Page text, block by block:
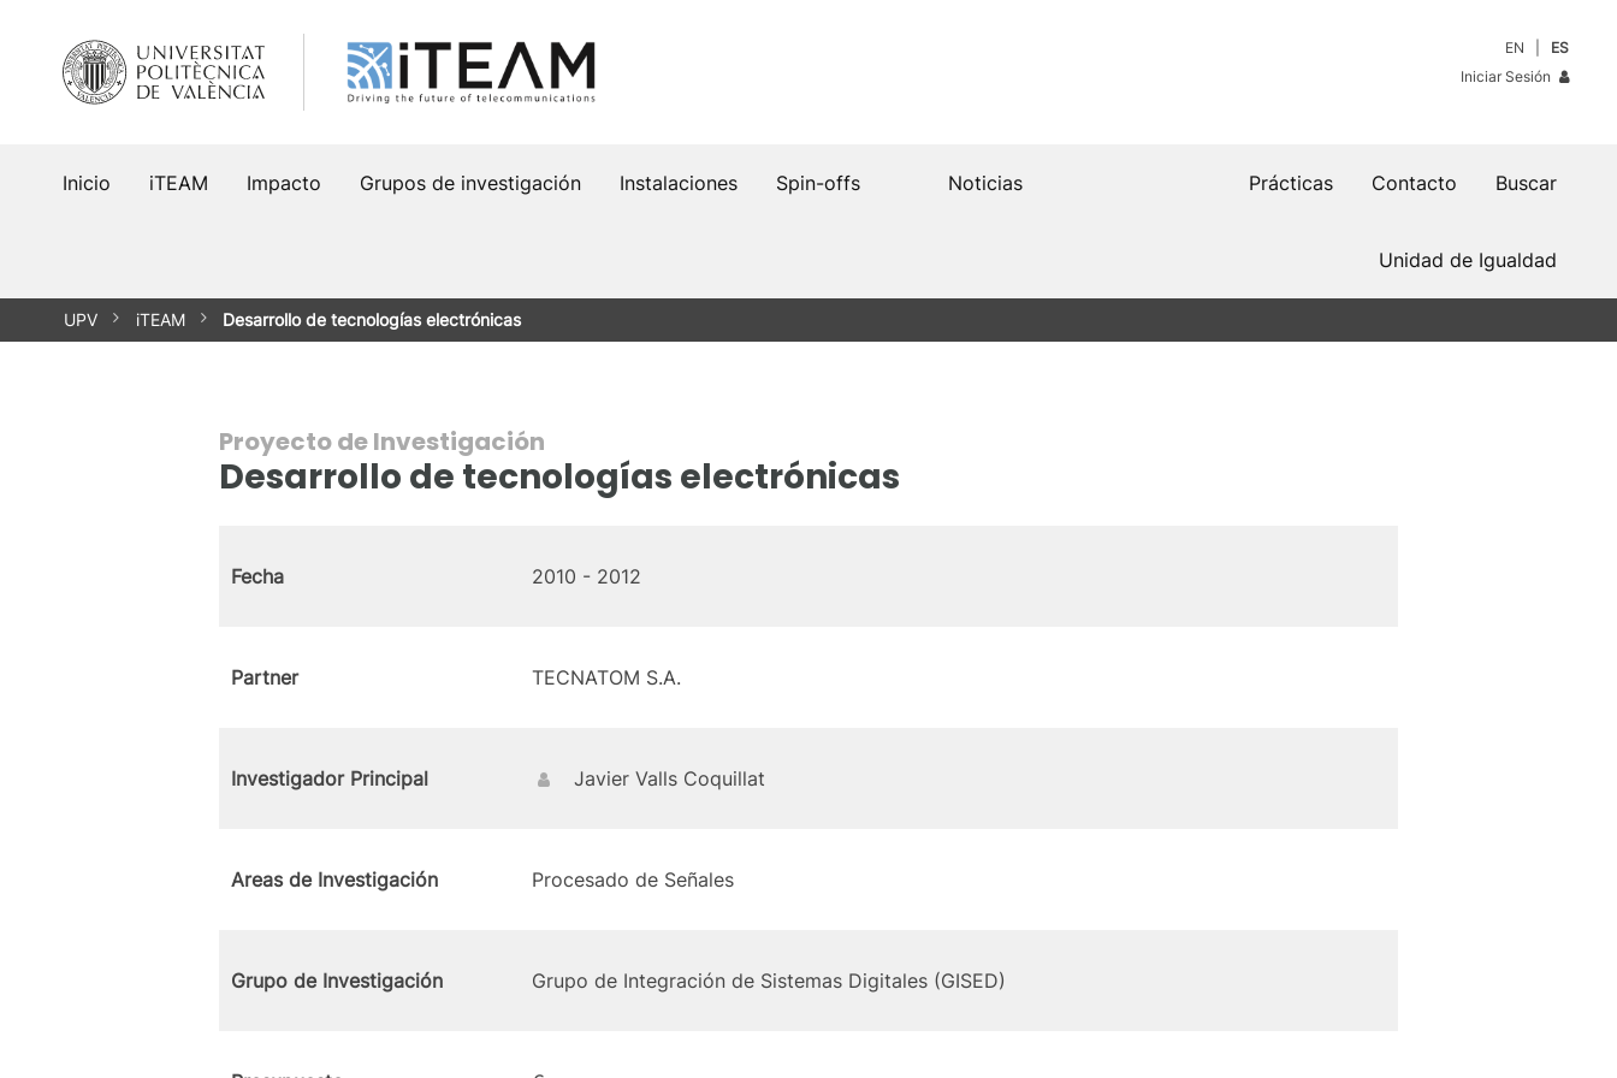
contenido
EN
ES
Iniciar Sesión
Inicio iTEAM Impacto Grupos de investigación Instalaciones Spin-offs Buscar
Contacto
Prácticas
Noticias
Unidad de Igualdad
UPV iTEAM Desarrollo de tecnologías electrónicas
Proyecto de Investigación
Desarrollo de tecnologías electrónicas
Fecha 2010 - 2012
Partner TECNATOM S.A.
Investigador Principal Javier Valls Coquillat
Areas de Investigación Procesado de Señales
Grupo de Investigación Grupo de Integración de Sistemas Digitales (GISED)